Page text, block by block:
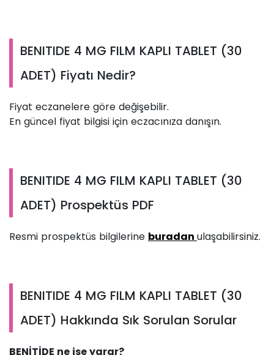
BENITIDE 4 MG FILM KAPLI TABLET (30
ADET) Fiyatı Nedir?
Fiyat eczanelere göre değişebilir.
En güncel fiyat bilgisi için eczacınıza danışın.
BENITIDE 4 MG FILM KAPLI TABLET (30
ADET) Prospektüs PDF
Resmi prospektüs bilgilerine buradan ulaşabilirsiniz.
BENITIDE 4 MG FILM KAPLI TABLET (30
ADET) Hakkında Sık Sorulan Sorular
BENİTİDE ne işe yarar?